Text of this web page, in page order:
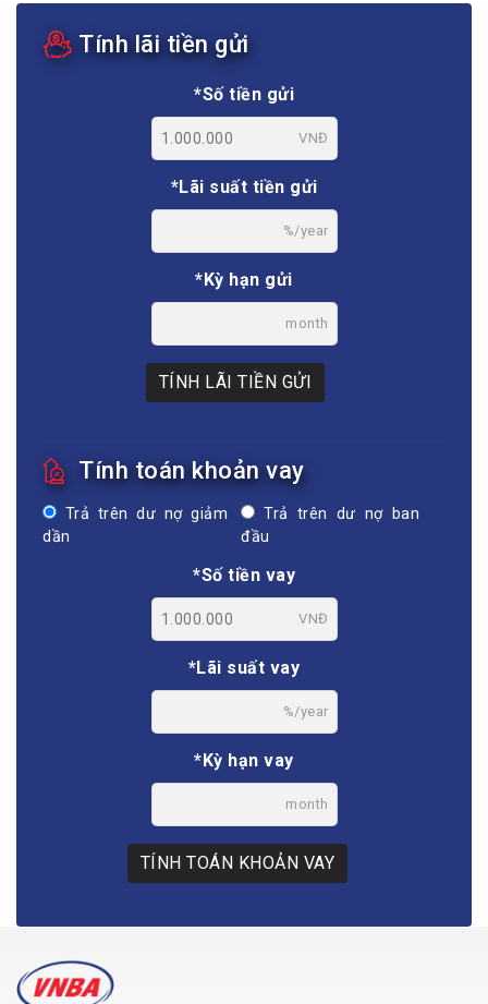
Tính lãi tiền gửi
*Số tiền gửi
VNĐ
*Lãi suất tiền gửi
%/year
*Kỳ hạn gửi
month
TÍNH LÃI TIỀN GỬI
Tính toán khoản vay
Trả trên dư nợ giảm
dần
Trả trên dư nợ ban
đầu
*Số tiền vay
VNĐ
*Lãi suất vay
%/year
*Kỳ hạn vay
month
TÍNH TOÁN KHOẢN VAY